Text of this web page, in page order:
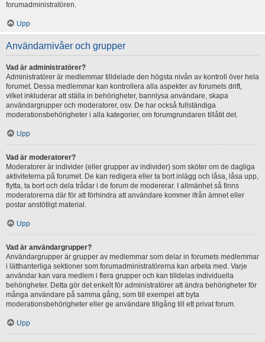
forumadministratören.
Upp
Användarnivåer och grupper
Vad är administratörer?
Administratörer är medlemmar tilldelade den högsta nivån av kontroll över hela
forumet. Dessa medlemmar kan kontrollera alla aspekter av forumets drift,
vilket inkluderar att ställa in behörigheter, bannlysa användare, skapa
användargrupper och moderatorer, osv. De har också fullständiga
moderationsbehörigheter i alla kategorier, om forumgrundaren tillåtit det.
Upp
Vad är moderatorer?
Moderatorer är individer (eller grupper av individer) som sköter om de dagliga
aktiviteterna på forumet. De kan redigera eller ta bort inlägg och låsa, låsa upp,
flytta, ta bort och dela trådar i de forum de modererar. I allmänhet så finns
moderatorerna där för att förhindra att användare kommer ifrån ämnet eller
postar anstötligt material.
Upp
Vad är användargrupper?
Användargrupper är grupper av medlemmar som delar in forumets medlemmar
i lätthanterliga sektioner som forumadministratörerna kan arbeta med. Varje
användar kan vara medlem i flera grupper och kan tilldelas individuella
behörigheter. Detta gör det enkelt för administratörer att ändra behörigheter för
många användare på samma gång, som till exempel att byta
moderationsbehörigheter eller ge användare tillgång till ett privat forum.
Upp